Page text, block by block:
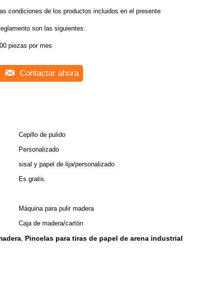
condiciones de los productos incluidos en el presente
son las siguientes:
piezas por mes
Contactar ahora
Cepillo de pulido
Personalizado
sisal y papel de lija/personalizado
Es gratis.
Máquina para pulir madera
Caja de madera/cartón
, Pincelas para tiras de papel de arena industrial